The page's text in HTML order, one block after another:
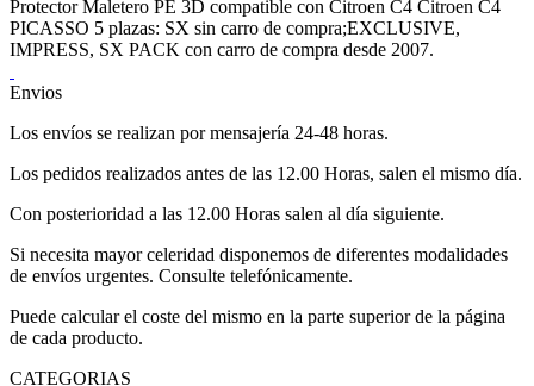
Protector Maletero PE 3D compatible con Citroen C4 Citroen C4
PICASSO 5 plazas: SX sin carro de compra;EXCLUSIVE,
IMPRESS, SX PACK con carro de compra desde 2007.
Envios
Los envíos se realizan por mensajería 24-48 horas.
Los pedidos realizados antes de las 12.00 Horas, salen el mismo día.
Con posterioridad a las 12.00 Horas salen al día siguiente.
Si necesita mayor celeridad disponemos de diferentes modalidades
de envíos urgentes. Consulte telefónicamente.
Puede calcular el coste del mismo en la parte superior de la página
de cada producto.
CATEGORIAS